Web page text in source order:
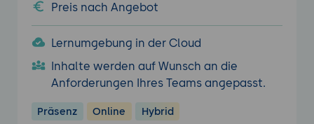
Preis nach Angebot
Lernumgebung in der Cloud
Inhalte werden auf Wunsch an die
Anforderungen Ihres Teams angepasst.
Präsenz Online Hybrid